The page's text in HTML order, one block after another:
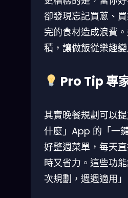
卻發現忘記買蔥、
完的食材造成浪費
積，讓做飯從樂趣變
Pro Tip 專
其實晚餐規劃可以
什麼」App 的「一
好整週菜單，每天
時又省力。這些功
次規劃，週週適用」